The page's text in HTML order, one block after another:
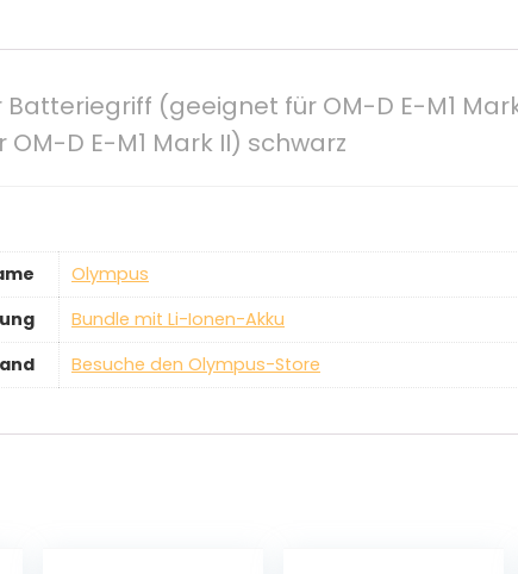
(geeignet für OM-D E-M1
D E-M1 Mark II) schwarz
‎Olympus
‎Bundle mit Li-Ionen-Akku
Besuche den Olympus-Store